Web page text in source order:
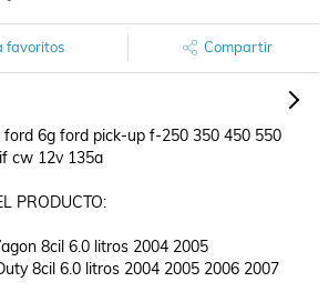
favoritos Compartir
6g ford pick-up f-250 350 450 550
cw 12v 135a
PRODUCTO:
8cil 6.0 litros 2004 2005
8cil 6.0 litros 2004 2005 2006 2007